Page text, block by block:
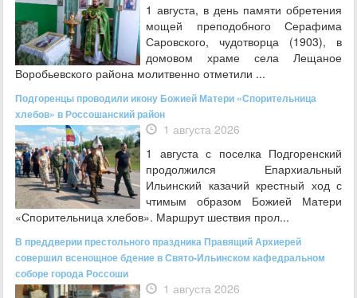
1 августа, в день памяти обретения
мощей преподобного Серафима
Саровского, чудотворца (1903), в
домовом храме села Лещаное
Воробьевского района молитвенно отметили ...
Подгоренцы проводили икону Божией Матери «Спорительница
хлебов» в Россошанский район
1 августа 2026
1 августа с поселка Подгоренский
продолжился Епархиальный
Ильинский казачий крестный ход с
чтимым образом Божией Матери
«Спорительница хлебов». Маршрут шествия прол...
В преддверии престольного праздника Правящий Архиерей
совершил всенощное бдение в Свято-Ильинском кафедральном
соборе города Россоши
1 августа 2026